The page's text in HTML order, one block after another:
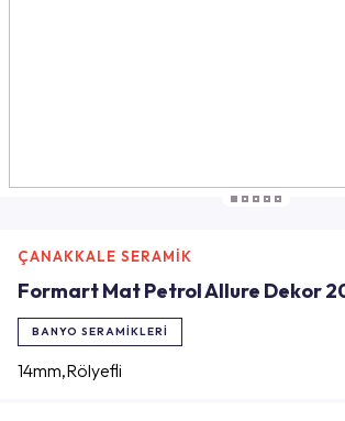
ÇANAKKALE SERAMİK
Formart Mat Petrol Allure Dekor
BANYO SERAMIKLERI
14mm,Rölyefli